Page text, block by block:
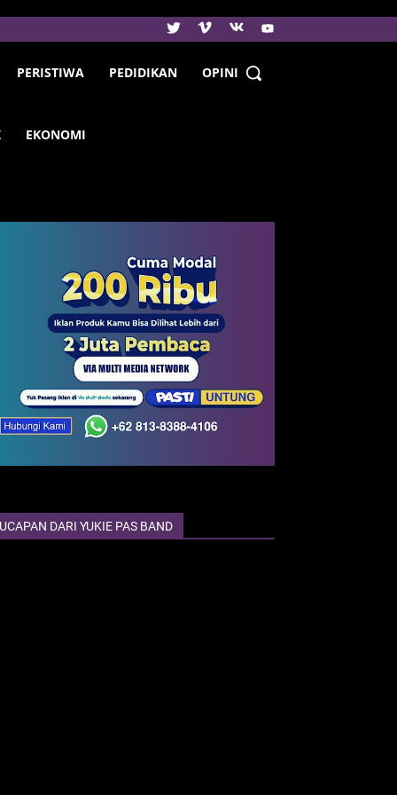
PERISTIWA PEDIDIKAN OPINI
EKONOMI
UCAPAN DARI YUKIE PAS BAND